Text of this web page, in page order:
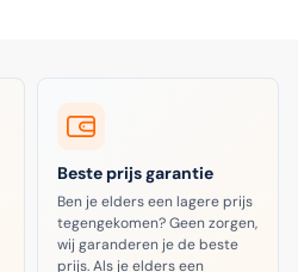
Beste prijs garantie
Ben je elders een lagere prijs
tegengekomen? Geen zorgen,
wij garanderen je de beste
prijs. Als je elders een